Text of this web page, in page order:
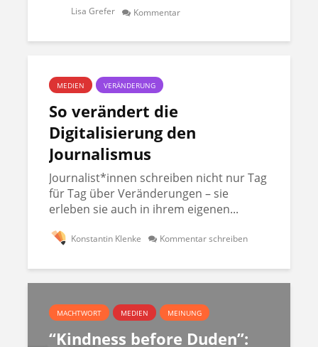
Lisa Grefer Kommentar
MEDIEN VERÄNDERUNG
So verändert die
Digitalisierung den
Journalismus
Journalist*innen schreiben nicht nur Tag
für Tag über Veränderungen – sie
erleben sie auch in ihrem eigenen...
Konstantin Klenke Kommentar schreiben
MACHTWORT MEDIEN MEINUNG
“Kindness before Duden”: